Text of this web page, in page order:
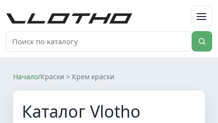
VLOTHO
Начало/Краски > Крем краски
Каталог Vlotho